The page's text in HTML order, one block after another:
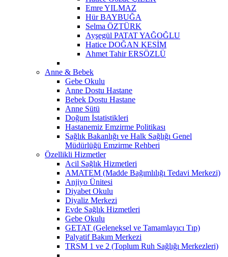
Emre YILMAZ
Hür BAYBUĞA
Selma ÖZTÜRK
Ayşegül PATAT YAĞOĞLU
Hatice DOĞAN KESİM
Ahmet Tahir ERSÖZLÜ
Anne & Bebek
Gebe Okulu
Anne Dostu Hastane
Bebek Dostu Hastane
Anne Sütü
Doğum İstatistikleri
Hastanemiz Emzirme Politikası
Sağlık Bakanlığı ve Halk Sağlığı Genel
Müdürlüğü Emzirme Rehberi
Özellikli Hizmetler
Acil Sağlık Hizmetleri
AMATEM (Madde Bağımlılığı Tedavi Merkezi)
Anjiyo Ünitesi
Diyabet Okulu
Diyaliz Merkezi
Evde Sağlık Hizmetleri
Gebe Okulu
GETAT (Geleneksel ve Tamamlayıcı Tıp)
Palyatif Bakım Merkezi
TRSM 1 ve 2 (Toplum Ruh Sağlığı Merkezleri)